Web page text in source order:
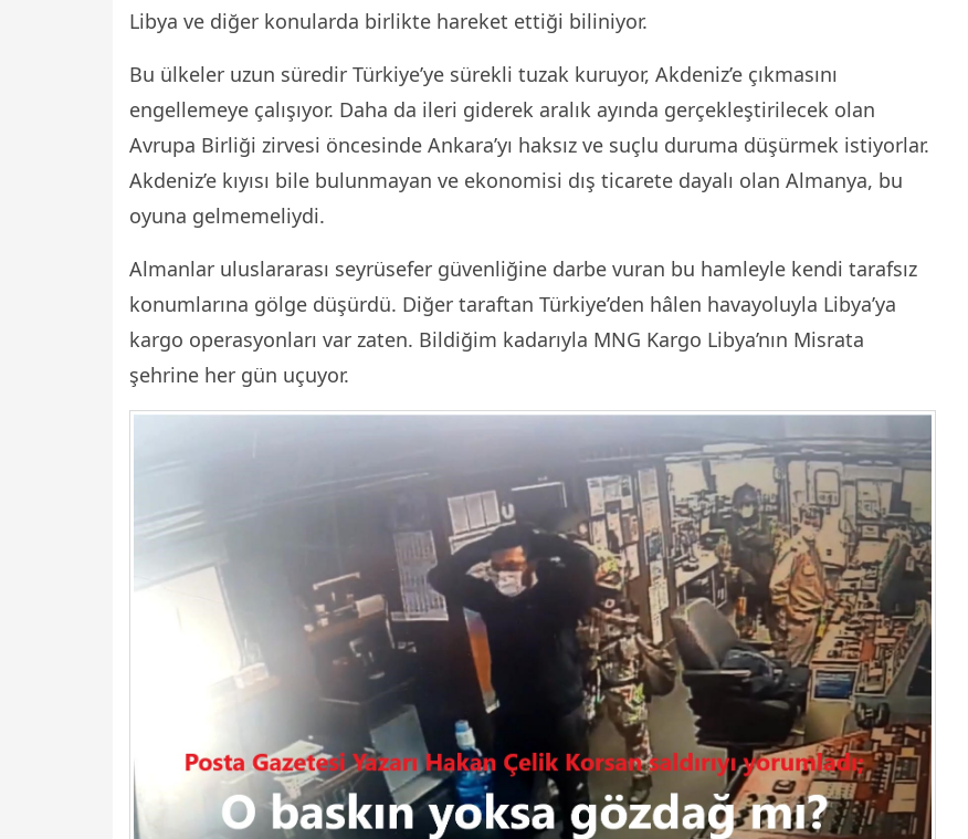
Libya ve diğer konularda birlikte hareket ettiği biliniyor.
Bu ülkeler uzun süredir Türkiye’ye sürekli tuzak kuruyor, Akdeniz’e çıkmasını
engellemeye çalışıyor. Daha da ileri giderek aralık ayında gerçekleştirilecek olan
Avrupa Birliği zirvesi öncesinde Ankara’yı haksız ve suçlu duruma düşürmek istiyorlar.
Akdeniz’e kıyısı bile bulunmayan ve ekonomisi dış ticarete dayalı olan Almanya, bu
oyuna gelmemeliydi.
Almanlar uluslararası seyrüsefer güvenliğine darbe vuran bu hamleyle kendi tarafsız
konumlarına gölge düşürdü. Diğer taraftan Türkiye’den hâlen havayoluyla Libya’ya
kargo operasyonları var zaten. Bildiğim kadarıyla MNG Kargo Libya’nın Misrata
şehrine her gün uçuyor.